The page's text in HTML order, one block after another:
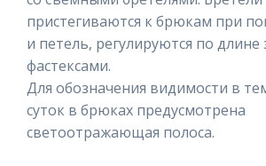
пристегиваются к брюкам при
и петель, регулируются по
фастексами.
Для обозначения видимости в
суток в брюках предусмотрена
светоотражающая полоса.